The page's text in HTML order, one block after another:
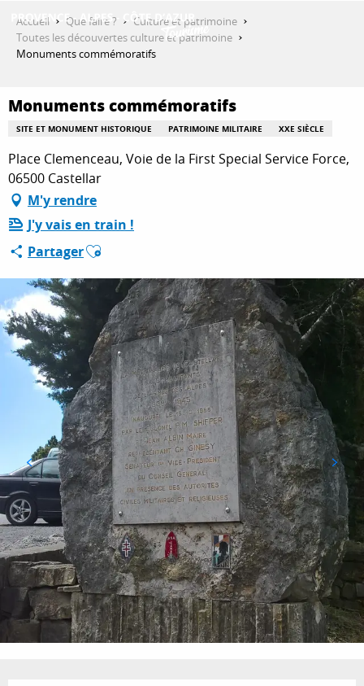
contenu
QUE FAIRE ?
SÉJOURNER
ESPACE PRO
Accueil Que faire ?
Culture et patrimoine
Toutes les découvertes culture et patrimoine
Monuments commémoratifs
Monuments commémoratifs
SITE ET MONUMENT HISTORIQUE PATRIMOINE MILITAIRE XXE SIÈCLE
Place Clemenceau, Voie de la First Special Service Force,
06500 Castellar
M'y rendre
J'y vais en train !
PartagerAjouter aux favoris